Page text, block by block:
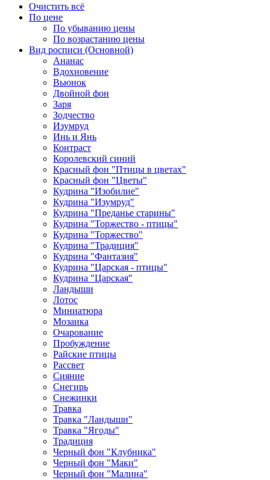
Очистить всё
По цене
По убыванию цены
По возрастанию цены
Вид росписи (Основной)
Ананас
Вдохновение
Вьюнок
Двойной фон
Заря
Зодчество
Изумруд
Инь и Янь
Контраст
Королевский синий
Красный фон "Птицы в цветах"
Красный фон "Цветы"
Кудрина "Изобилие"
Кудрина "Изумруд"
Кудрина "Преданье старины"
Кудрина "Торжество - птицы"
Кудрина "Торжество"
Кудрина "Традиция"
Кудрина "Фантазия"
Кудрина "Царская - птицы"
Кудрина "Царская"
Ландыши
Лотос
Миниатюра
Мозаика
Очарование
Пробуждение
Райские птицы
Рассвет
Сияние
Снегирь
Снежинки
Травка
Травка "Ландыши"
Травка "Ягоды"
Традиция
Черный фон "Клубника"
Черный фон "Маки"
Черный фон "Малина"